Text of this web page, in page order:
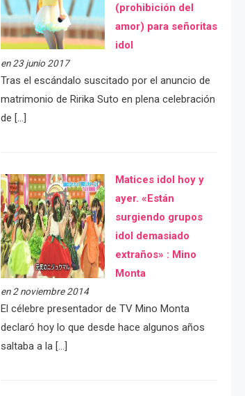
(prohibición del
amor) para señoritas
idol
en 23 junio 2017
Tras el escándalo suscitado por el anuncio de
matrimonio de Ririka Suto en plena celebración
de […]
Matices idol hoy y
ayer. «Están
surgiendo grupos
idol demasiado
extraños» : Mino
Monta
en 2 noviembre 2014
El célebre presentador de TV Mino Monta
declaró hoy lo que desde hace algunos años
saltaba a la […]